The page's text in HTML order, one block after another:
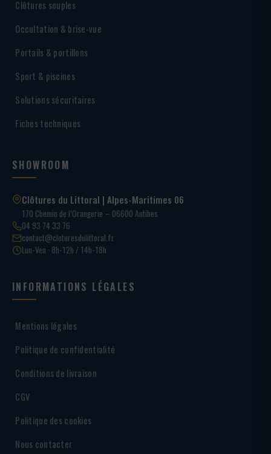
Clôtures souples
Occultation & brise-vue
Portails & portillons
Sport & piscines
Solutions sécuritaires
Fiches techniques
SHOWROOM
Clôtures du Littoral | Alpes-Maritimes 06
170 Chemin de l’Orangerie – 06600 Antibes
04 93 74 33 76
contact@cloturesdulittoral.fr
Lun-Ven · 8h-12h / 14h-18h
INFORMATIONS LÉGALES
Mentions légales
Politique de confidentialité
Conditions de livraison
CGV
Politique des cookies
Nous contacter